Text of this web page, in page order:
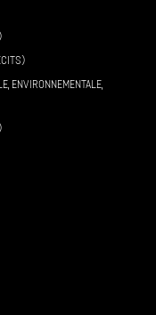
ENVIRONNEMENTALE,